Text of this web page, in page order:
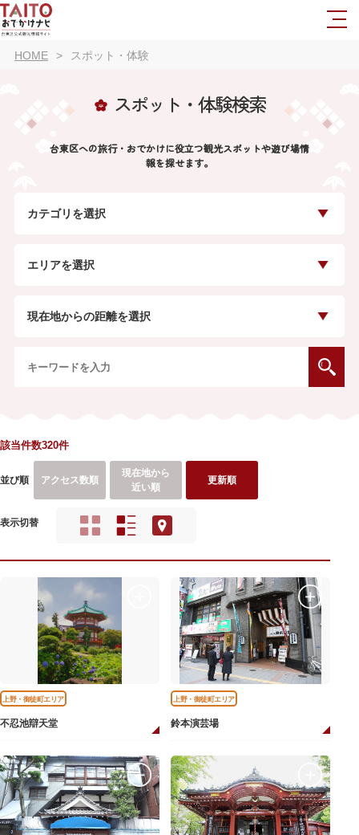
HOME スポット・体験
スポット・体験検索
台東区への旅行・おでかけに役立つ観光スポットや遊び場情
報を探せます。
カテゴリを選択
エリアを選択
現在地からの距離を選択
該当件数320件
並び順 アクセス数順
現在地から
近い順
更新順
表示切替
上野・御徒町エリア
不忍池辯天堂
上野・御徒町エリア
鈴本演芸場